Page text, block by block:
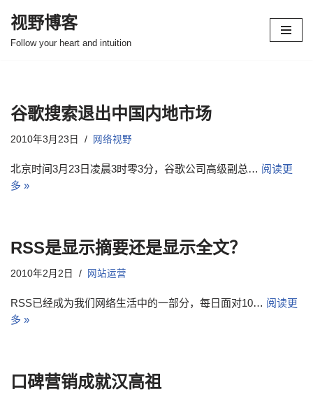
跳
视野博客
Follow your heart and intuition
谷歌搜索退出中国内地市场
2010年3月23日 网络视野
北京时间3月23日凌晨3时零3分，谷歌公司高级副总… 阅读更
多 »
RSS是显示摘要还是显示全文？
2010年2月2日 网站运营
RSS已经成为我们网络生活中的一部分，每日面对10… 阅读更
多 »
口碑营销成就汉高祖